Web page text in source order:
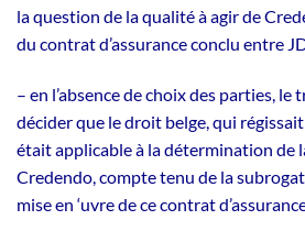
la question de la qualité à agir de
du contrat d’assurance conclu entre
– en l’absence de choix des parties,
décider que le droit belge, qui régissait
était applicable à la détermination de
Credendo, compte tenu de la
mise en ‘uvre de ce contrat